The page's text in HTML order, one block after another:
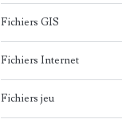
Fichiers GIS
Fichiers Internet
Fichiers jeu